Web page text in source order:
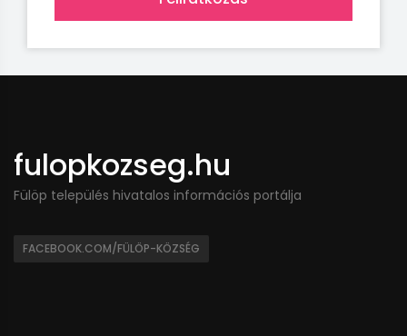
fulopkozseg.hu
Fülöp település hivatalos információs portálja
FACEBOOK.COM/FÜLÖP-KÖZSÉG